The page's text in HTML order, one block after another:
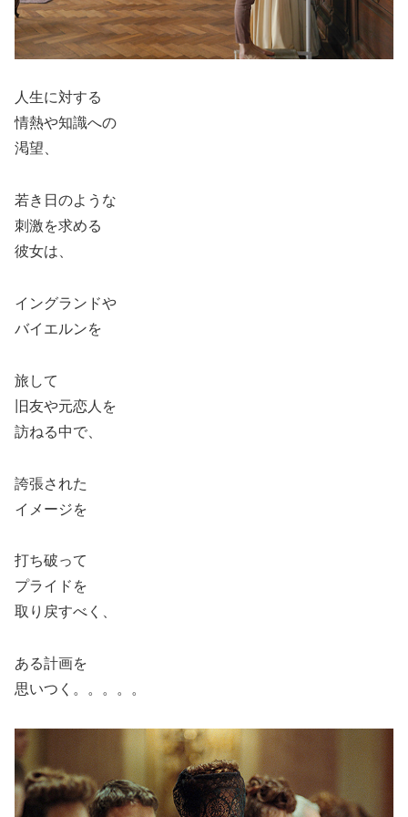
人生に対する
情熱や知識への
渇望、
若き日のような
刺激を求める
彼女は、
イングランドや
バイエルンを
旅して
旧友や元恋人を
訪ねる中で、
誇張された
イメージを
打ち破って
プライドを
取り戻すべく、
ある計画を
思いつく。。。。。